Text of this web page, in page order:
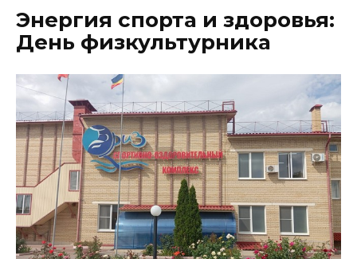
Энергия спорта и здоровья:
День физкультурника